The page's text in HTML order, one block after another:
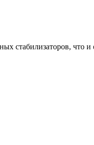
стабилизаторов,